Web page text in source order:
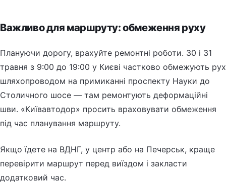
Важливо для маршруту: обмеження руху
Плануючи дорогу, врахуйте ремонтні роботи. 30 і 31
травня з 9:00 до 19:00 у Києві частково обмежують рух
шляхопроводом на примиканні проспекту Науки до
Столичного шосе — там ремонтують деформаційні
шви. «Київавтодор» просить враховувати обмеження
під час планування маршруту.
Якщо їдете на ВДНГ, у центр або на Печерськ, краще
перевірити маршрут перед виїздом і закласти
додатковий час.